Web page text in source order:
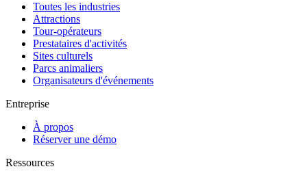
Toutes les industries
Attractions
Tour-opérateurs
Prestataires d'activités
Sites culturels
Parcs animaliers
Organisateurs d'événements
Entreprise
À propos
Réserver une démo
Ressources